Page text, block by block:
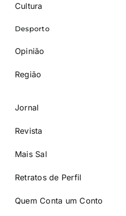
Cultura
Desporto
Opinião
Região
Jornal
Revista
Mais Sal
Retratos de Perfil
Quem Conta um Conto